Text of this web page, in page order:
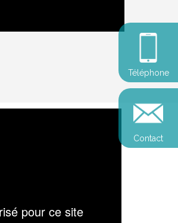
Téléphone
Contact